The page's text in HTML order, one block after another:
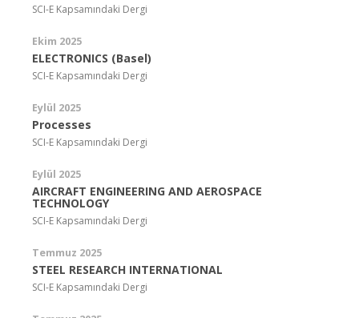
SCI-E Kapsamındaki Dergi
Ekim 2025
ELECTRONICS (Basel)
SCI-E Kapsamındaki Dergi
Eylül 2025
Processes
SCI-E Kapsamındaki Dergi
Eylül 2025
AIRCRAFT ENGINEERING AND AEROSPACE
TECHNOLOGY
SCI-E Kapsamındaki Dergi
Temmuz 2025
STEEL RESEARCH INTERNATIONAL
SCI-E Kapsamındaki Dergi